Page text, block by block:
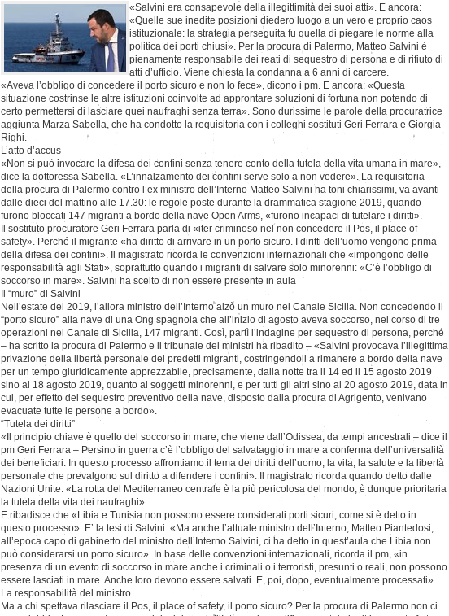
«Salvini era consapevole della illegittimità dei suoi atti». E ancora:
«Quelle sue inedite posizioni diedero luogo a un vero e proprio caos
istituzionale: la strategia perseguita fu quella di piegare le norme alla
politica dei porti chiusi». Per la procura di Palermo, Matteo Salvini è
pienamente responsabile dei reati di sequestro di persona e di rifiuto di
atti d’ufficio. Viene chiesta la condanna a 6 anni di carcere.
«Aveva l’obbligo di concedere il porto sicuro e non lo fece», dicono i pm. E ancora: «Questa
situazione costrinse le altre istituzioni coinvolte ad approntare soluzioni di fortuna non potendo di
certo permettersi di lasciare quei naufraghi senza terra». Sono durissime le parole della procuratrice
aggiunta Marza Sabella, che ha condotto la requisitoria con i colleghi sostituti Geri Ferrara e Giorgia
Righi.
L’atto d’accus
«Non si può invocare la difesa dei confini senza tenere conto della tutela della vita umana in mare»,
dice la dottoressa Sabella. «L’innalzamento dei confini serve solo a non vedere». La requisitoria
della procura di Palermo contro l’ex ministro dell’Interno Matteo Salvini ha toni chiarissimi, va avanti
dalle dieci del mattino alle 17.30: le regole poste durante la drammatica stagione 2019, quando
furono bloccati 147 migranti a bordo della nave Open Arms, «furono incapaci di tutelare i diritti».
Il sostituto procuratore Geri Ferrara parla di «iter criminoso nel non concedere il Pos, il place of
safety». Perché il migrante «ha diritto di arrivare in un porto sicuro. I diritti dell’uomo vengono prima
della difesa dei confini». Il magistrato ricorda le convenzioni internazionali che «impongono delle
responsabilità agli Stati», soprattutto quando i migranti di salvare solo minorenni: «C’è l’obbligo di
soccorso in mare». Salvini ha scelto di non essere presente in aula
Il “muro” di Salvini
Nell’estate del 2019, l’allora ministro dell’Interno alzò un muro nel Canale Sicilia. Non concedendo il
“porto sicuro” alla nave di una Ong spagnola che all’inizio di agosto aveva soccorso, nel corso di tre
operazioni nel Canale di Sicilia, 147 migranti. Così, partì l’indagine per sequestro di persona, perché
– ha scritto la procura di Palermo e il tribunale dei ministri ha ribadito – «Salvini provocava l’illegittima
privazione della libertà personale dei predetti migranti, costringendoli a rimanere a bordo della nave
per un tempo giuridicamente apprezzabile, precisamente, dalla notte tra il 14 ed il 15 agosto 2019
sino al 18 agosto 2019, quanto ai soggetti minorenni, e per tutti gli altri sino al 20 agosto 2019, data in
cui, per effetto del sequestro preventivo della nave, disposto dalla procura di Agrigento, venivano
evacuate tutte le persone a bordo».
“Tutela dei diritti”
«Il principio chiave è quello del soccorso in mare, che viene dall’Odissea, da tempi ancestrali – dice il
pm Geri Ferrara – Persino in guerra c’è l’obbligo del salvataggio in mare a conferma dell’universalità
dei beneficiari. In questo processo affrontiamo il tema dei diritti dell’uomo, la vita, la salute e la libertà
personale che prevalgono sul diritto a difendere i confini». Il magistrato ricorda quando detto dalle
Nazioni Unite: «La rotta del Mediterraneo centrale è la più pericolosa del mondo, è dunque prioritaria
la tutela della vita dei naufraghi».
E ribadisce che «Libia e Tunisia non possono essere considerati porti sicuri, come si è detto in
questo processo». E’ la tesi di Salvini. «Ma anche l’attuale ministro dell’Interno, Matteo Piantedosi,
all’epoca capo di gabinetto del ministro dell’Interno Salvini, ci ha detto in quest’aula che Libia non
può considerarsi un porto sicuro». In base delle convenzioni internazionali, ricorda il pm, «in
presenza di un evento di soccorso in mare anche i criminali o i terroristi, presunti o reali, non possono
essere lasciati in mare. Anche loro devono essere salvati. E, poi, dopo, eventualmente processati».
La responsabilità del ministro
Ma a chi spettava rilasciare il Pos, il place of safety, il porto sicuro? Per la procura di Palermo non ci